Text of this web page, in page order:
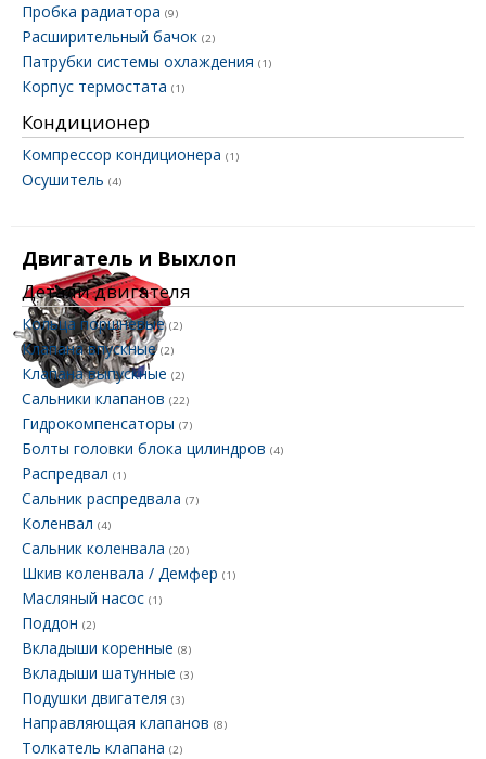
Пробка радиатора (9)
Расширительный бачок (2)
Патрубки системы охлаждения (1)
Корпус термостата (1)
Кондиционер
Компрессор кондиционера (1)
Осушитель (4)
Двигатель и Выхлоп
Детали двигателя
Кольца поршневые(2)
Клапана впускные(2)
Клапана выпускные (2)
Сальники клапанов (22)
Гидрокомпенсаторы (7)
Болты головки блока цилиндров (4)
Распредвал (1)
Сальник распредвала (7)
Коленвал (4)
Сальник коленвала (20)
Шкив коленвала / Демфер (1)
Масляный насос (1)
Поддон (2)
Вкладыши коренные (8)
Вкладыши шатунные (3)
Подушки двигателя (3)
Направляющая клапанов (8)
Толкатель клапана (2)